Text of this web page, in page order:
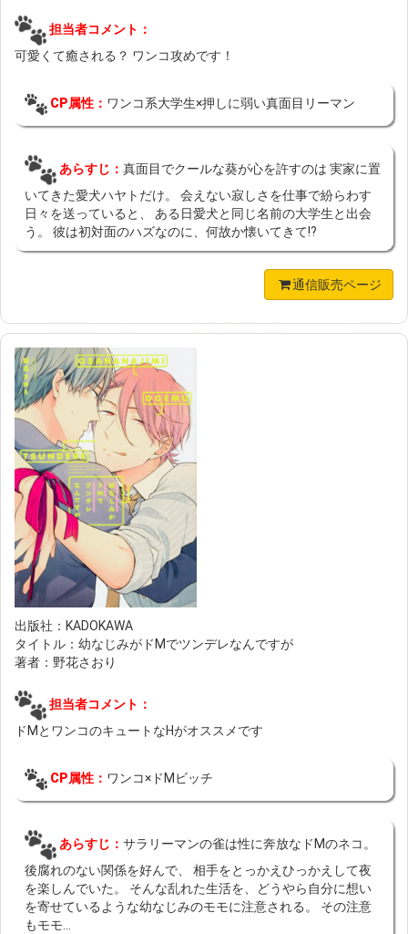
担当者コメント：
可愛くて癒される？ ワンコ攻めです！
CP属性： ワンコ系大学生×押しに弱い真面目リーマン
あらすじ： 真面目でクールな葵が心を許すのは 実家に置
いてきた愛犬ハヤトだけ。 会えない寂しさを仕事で紛らわす
日々を送っていると、 ある日愛犬と同じ名前の大学生と出会
う。 彼は初対面のハズなのに、何故か懐いてきて!?
通信販売ページ
出版社：KADOKAWA
タイトル：幼なじみがドMでツンデレなんですが
著者：野花さおり
担当者コメント：
ドMとワンコのキュートなHがオススメです
CP属性： ワンコ×ドMビッチ
あらすじ： サラリーマンの雀は性に奔放なドMのネコ。
後腐れのない関係を好んで、 相手をとっかえひっかえして夜
を楽しんでいた。 そんな乱れた生活を、どうやら自分に想い
を寄せているような幼なじみのモモに注意される。 その注意
もモモ...